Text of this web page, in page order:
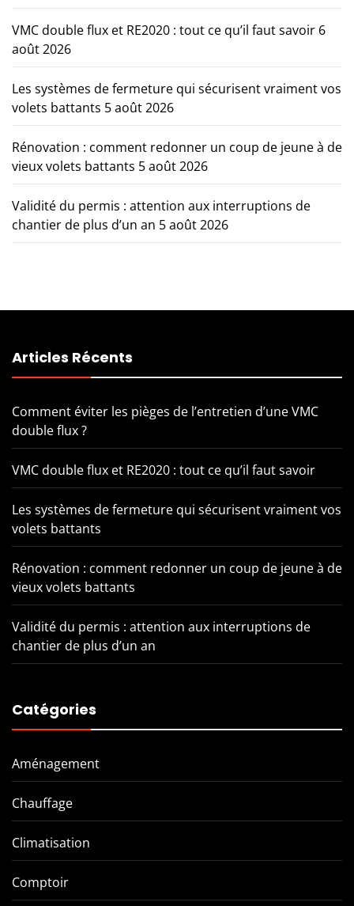
VMC double flux et RE2020 : tout ce qu’il faut savoir 6
août 2026
Les systèmes de fermeture qui sécurisent vraiment vos
volets battants 5 août 2026
Rénovation : comment redonner un coup de jeune à de
vieux volets battants 5 août 2026
Validité du permis : attention aux interruptions de
chantier de plus d’un an 5 août 2026
Articles Récents
Comment éviter les pièges de l’entretien d’une VMC
double flux ?
VMC double flux et RE2020 : tout ce qu’il faut savoir
Les systèmes de fermeture qui sécurisent vraiment vos
volets battants
Rénovation : comment redonner un coup de jeune à de
vieux volets battants
Validité du permis : attention aux interruptions de
chantier de plus d’un an
Catégories
Aménagement
Chauffage
Climatisation
Comptoir